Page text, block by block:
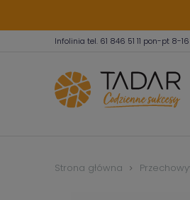
Infolinia tel. 61 846 51 11 pon-pt 8-16
Strona główna